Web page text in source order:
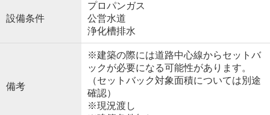
設備条件
プロパンガス
公営水道
浄化槽排水
備考
※建築の際には道路中心線からセットバ
ックが必要になる可能性があります。
（セットバック対象面積については別途
確認）
※現況渡し